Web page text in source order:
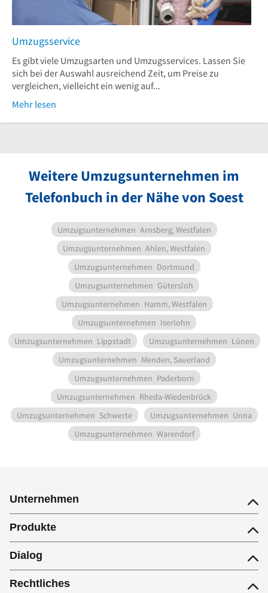
Umzugsservice
Es gibt viele Umzugsarten und Umzugsservices. Lassen Sie
sich bei der Auswahl ausreichend Zeit, um Preise zu
vergleichen, vielleicht ein wenig auf...
Mehr lesen
Weitere Umzugsunternehmen im
Telefonbuch in der Nähe von Soest
Umzugsunternehmen Arnsberg, Westfalen
Umzugsunternehmen Ahlen, Westfalen
Umzugsunternehmen Dortmund
Umzugsunternehmen Gütersloh
Umzugsunternehmen Hamm, Westfalen
Umzugsunternehmen Iserlohn
Umzugsunternehmen Lippstadt Umzugsunternehmen Lünen
Umzugsunternehmen Menden, Sauerland
Umzugsunternehmen Paderborn
Umzugsunternehmen Rheda-Wiedenbrück
Umzugsunternehmen Schwerte Umzugsunternehmen Unna
Umzugsunternehmen Warendorf
Unternehmen
Produkte
Dialog
Rechtliches